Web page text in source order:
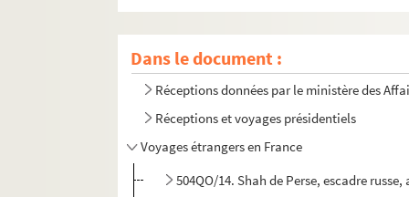
Dans le document :
Réceptions données par ou pour les
Réceptions données par le ministère des
Réceptions et voyages présidentiels
Voyages étrangers en France
504QO/14. Shah de Perse, escadre